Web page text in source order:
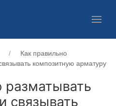
Как правильно
композитную арматуру
разматывать
связывать